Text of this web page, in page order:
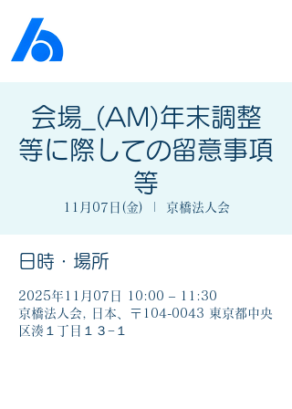
会場_(AM)年末調整
等に際しての留意事項
等
11月07日(金) 京橋法人会
日時・場所
2025年11月07日 10:00 – 11:30
京橋法人会, 日本、〒104-0043 東京都中央
区湊１丁目１３−１